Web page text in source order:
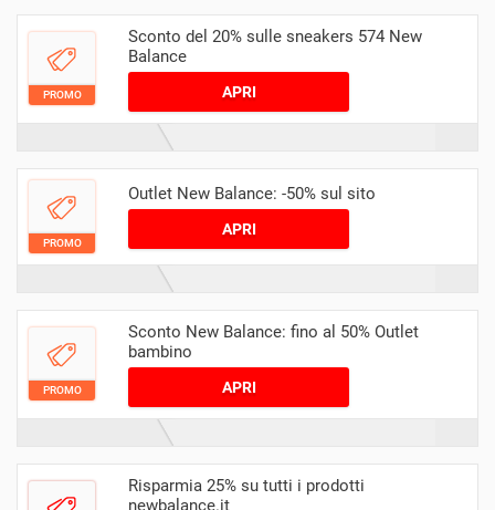
PROMO
Sconto del 20% sulle sneakers 574 New
Balance
APRI
PROMO
Outlet New Balance: -50% sul sito
APRI
PROMO
Sconto New Balance: fino al 50% Outlet
bambino
APRI
Risparmia 25% su tutti i prodotti
newbalance.it